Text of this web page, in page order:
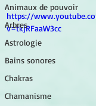
Animaux de pouvoir
Arbres
Astrologie
Bains sonores
Chakras
Chamanisme
https://
v=tkjRFaaW3cc